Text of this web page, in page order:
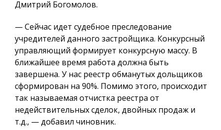
Дмитрий Богомолов.
— Сейчас идет судебное преследование
учредителей данного застройщика. Конкурсный
управляющий формирует конкурсную массу. В
ближайшее время работа должна быть
завершена. У нас реестр обманутых дольщиков
сформирован на 90%. Помимо этого, происходит
так называемая отчистка реестра от
недействительных сделок, двойных продаж и
т.д., — добавил чиновник.